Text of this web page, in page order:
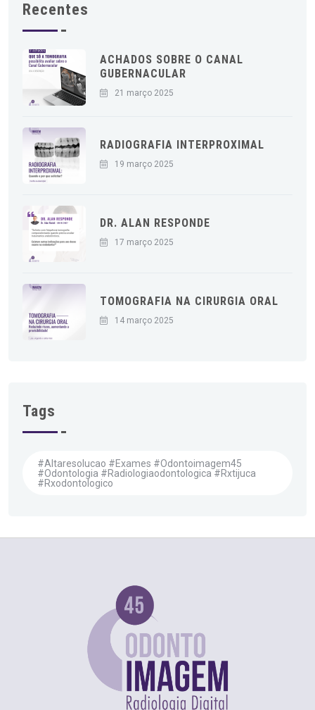
Recentes
ACHADOS SOBRE O CANAL
GUBERNACULAR
21 março 2025
RADIOGRAFIA INTERPROXIMAL
19 março 2025
DR. ALAN RESPONDE
17 março 2025
TOMOGRAFIA NA CIRURGIA ORAL
14 março 2025
Tags
#altaresolucao #exames #odontoimagem45
#odontologia #radiologiaodontologica #rxtijuca
#rxodontologico